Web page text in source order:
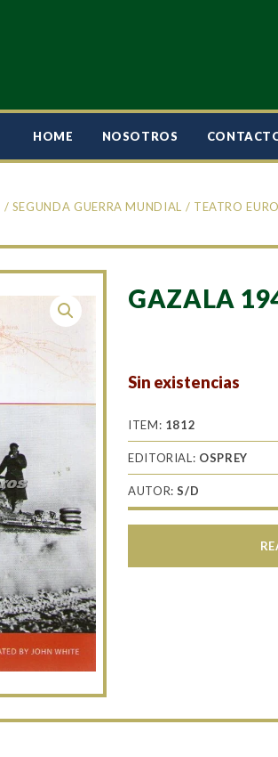
HOME NOSOTROS
/ SEGUNDA GUERRA MUNDIAL / TEATRO
GAZALA
Sin existencias
ITEM: 1812
EDITORIAL: OSPREY
AUTOR:S/D